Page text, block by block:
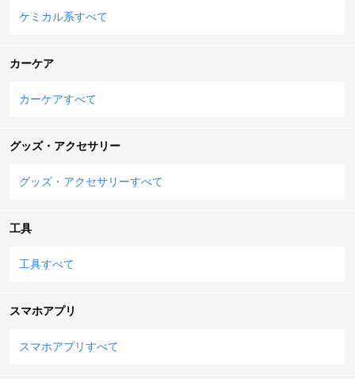
ケミカル系すべて
カーケア
カーケアすべて
グッズ・アクセサリー
グッズ・アクセサリーすべて
工具
工具すべて
スマホアプリ
スマホアプリすべて